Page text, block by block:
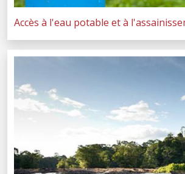
Accès à l'eau potable et à